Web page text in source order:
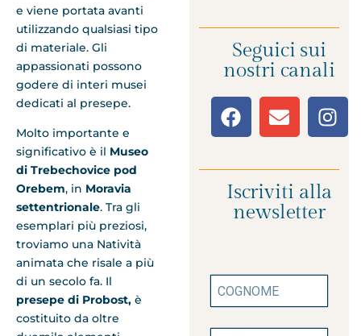
e viene portata avanti
utilizzando qualsiasi tipo
di materiale. Gli
appassionati possono
godere di interi musei
dedicati al presepe.
Molto importante e
significativo è il Museo
di Trebechovice pod
Orebem, in Moravia
settentrionale. Tra gli
esemplari più preziosi,
troviamo una Natività
animata che risale a più
di un secolo fa. Il
presepe di Probost, è
costituito da oltre
Seguici sui
nostri canali
Iscriviti alla
newsletter